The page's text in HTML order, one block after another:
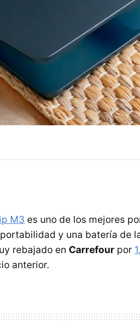
M3 es uno de los mejores
y una batería de
rebajado en Carrefour por
anterior.